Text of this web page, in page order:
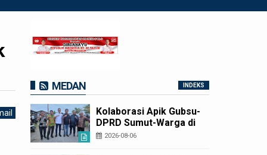
MEDAN INDEKS
Kolaborasi Apik Gubsu-
DPRD Sumut-Warga di
Nias Utara: Jalan Rusak
2026-08-06